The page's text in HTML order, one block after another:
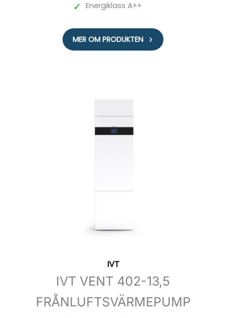
✓ Energiklass A++
MER OM PRODUKTEN
IVT
IVT VENT 402-13,5
FRÅNLUFTSVÄRMEPUMP